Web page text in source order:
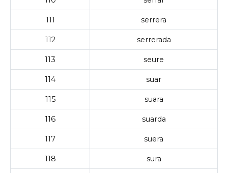
111 serrera
112 serrerada
113 seure
114 suar
115 suara
116 suarda
117 suera
118 sura